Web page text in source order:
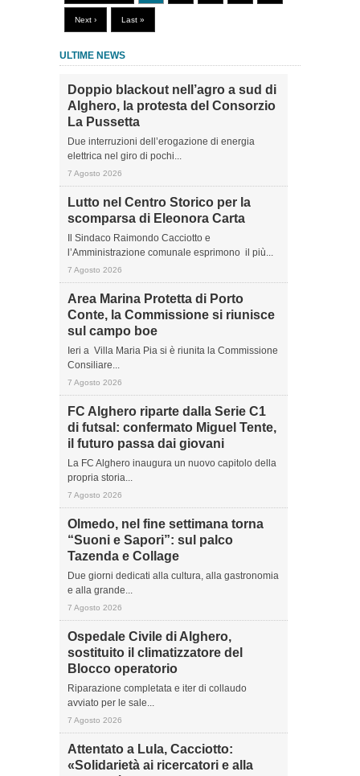
Next › Last »
ULTIME NEWS
Doppio blackout nell’agro a sud di
Alghero, la protesta del Consorzio
La Pussetta
Due interruzioni dell’erogazione di energia
elettrica nel giro di pochi...
7 Agosto 2026
Lutto nel Centro Storico per la
scomparsa di Eleonora Carta
Il Sindaco Raimondo Cacciotto e
l’Amministrazione comunale esprimono il più...
7 Agosto 2026
Area Marina Protetta di Porto
Conte, la Commissione si riunisce
sul campo boe
Ieri a Villa Maria Pia si è riunita la Commissione
Consiliare...
7 Agosto 2026
FC Alghero riparte dalla Serie C1
di futsal: confermato Miguel Tente,
il futuro passa dai giovani
La FC Alghero inaugura un nuovo capitolo della
propria storia...
7 Agosto 2026
Olmedo, nel fine settimana torna
“Suoni e Sapori”: sul palco
Tazenda e Collage
Due giorni dedicati alla cultura, alla gastronomia
e alla grande...
7 Agosto 2026
Ospedale Civile di Alghero,
sostituito il climatizzatore del
Blocco operatorio
Riparazione completata e iter di collaudo
avviato per le sale...
7 Agosto 2026
Attentato a Lula, Cacciotto:
«Solidarietà ai ricercatori e alla